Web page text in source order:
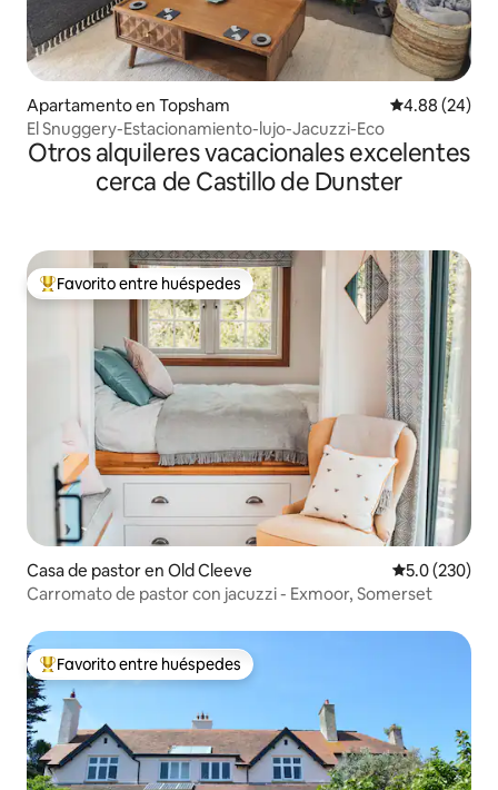
Apartamento en Topsham Calificación
4.88 (24)
El Snuggery-Estacionamiento-lujo-Jacuzzi-Eco
Otros alquileres vacacionales excelentes
cerca de Castillo de Dunster
Favorito entre huéspedes preferido
Favorito entre huéspedes
Casa de pastor en Old Cleeve Calificación
5.0 (230)
Carromato de pastor con jacuzzi - Exmoor, Somerset
Favorito entre huéspedes preferido
Favorito entre huéspedes